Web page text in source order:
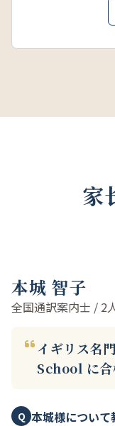
家
本城 智子
全国通訳案内士 / 2
イギリス名
School に
Q 本城様について